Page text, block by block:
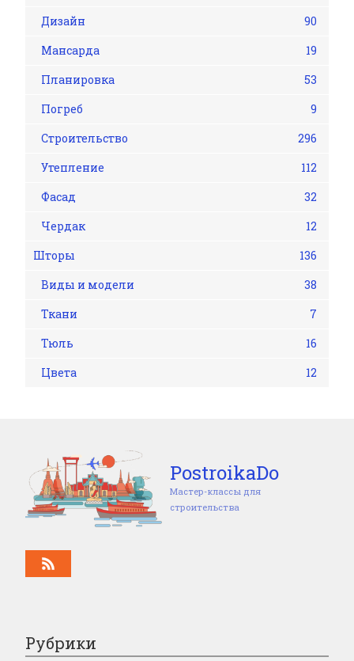
Дизайн
90
Мансарда
19
Планировка
53
Погреб
9
Строительство
296
Утепление
112
Фасад
32
Чердак
12
Шторы
136
Виды и модели
38
Ткани
7
Тюль
16
Цвета
12
PostroikaDo
Мастер-классы для
строительства
Рубрики